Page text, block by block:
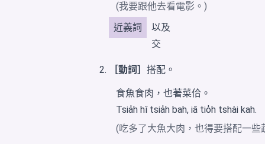
(我要跟他去看電影。)
近義詞
以及
交
［動詞］ 搭配。
食魚食肉，也著菜佮。
Tsia̍h hî tsia̍h bah, iā tio̍h tshài kah.
(吃多了大魚大肉，也得要搭配一些